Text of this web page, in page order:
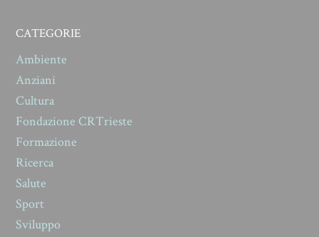
CATEGORIE
Ambiente
Anziani
Cultura
Fondazione CRTrieste
Formazione
Ricerca
Salute
Sport
Sviluppo